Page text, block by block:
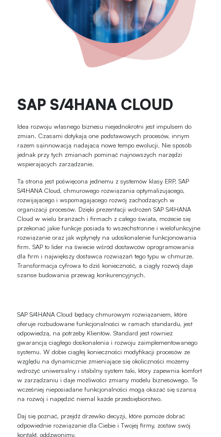
SAP S/4HANA CLOUD
Idea rozwoju własnego biznesu niejednokrotni jest impulsem do
zmian. Czasami dotykają one podstawowych procesów, innym
razem sąinnowacją nadającą nowe tempo ewolucji. Nie sposób
jednak przy tych zmianach pominąć najnowszych narzędzi
wspierających zarządzanie.
Ta strona jest poświęcona jednemu z systemów klasy ERP, SAP
S/4HANA Cloud, chmurowego rozwiązania optymalizującego,
rozwijającego i wspomagającego rozwój zachodzących w
organizacji procesów. Dzięki prezentacji wdrożeń SAP S/4HANA
Cloud w wielu branżach i firmach z całego świata, możecie się
przekonać jakie funkcje posiada to wszechstronne i wielofunkcyjne
rozwiązanie oraz jak wpłynęły na udoskonalenie funkcjonowania
firm. SAP to lider na świecie wśród dostawców oprogramowania
dla firm i największy dostawca rozwiązań tego typu w chmurze.
Transformacja cyfrowa to dziś konieczność, a ciągły rozwój daje
szanse budowania przewag konkurencyjnych.
SAP S/4HANA Cloud będący chmurowym rozwiązaniem, które
oferuje rozbudowane funkcjonalności w ramach standardu, jest
odpowiedzą, na potrzeby Klientów. Standard jest również
gwarancją ciągłego doskonalenia i rozwoju zaimplementowanego
systemu. W dobie ciągłej konieczności modyfikacji procesów ze
względu na dynamicznie zmieniające się okoliczności możemy
wdrożyć uniwersalny i stabilny system taki, który zapewnia komfort
w zarządzaniu i daje możliwości zmiany modelu biznesowego. Te
wcześniej nieposiadane funkcjonalności mogą okazać się szansą
na rozwój i napędzić niemal każde przedsiębiorstwo.
Daj się poznać, przejdź drzewko decyzji, które pomoże dobrać
odpowiednie rozwiązanie dla Ciebie i Twojej firmy, zostaw swój
kontakt, oddzwonimy.